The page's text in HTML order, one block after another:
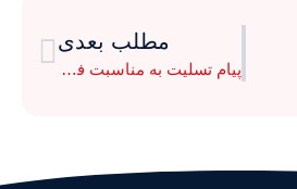
مطلب بعدی
پیام تسلیت به مناسبت فرا رسیدن ماه محرم